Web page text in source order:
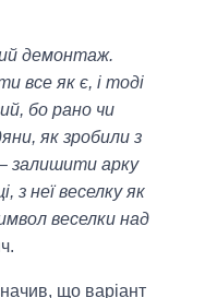
демонтаж.
все як є, і тоді
бо рано чи
як зробили з
залишити арку
з неї веселку як
веселки над
що варіант